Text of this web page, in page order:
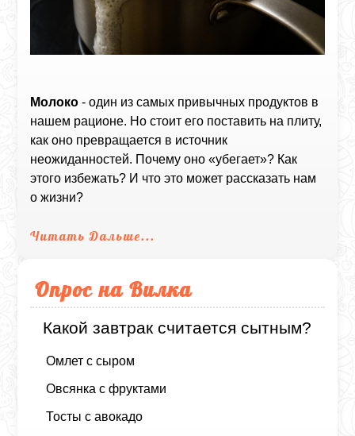
Молоко - один из самых привычных продуктов в
нашем рационе. Но стоит его поставить на плиту,
как оно превращается в источник
неожиданностей. Почему оно «убегает»? Как
этого избежать? И что это может рассказать нам
о жизни?
Читать Дальше...
Опрос на Вилка
Какой завтрак считается сытным?
Омлет с сыром
Овсянка с фруктами
Тосты с авокадо